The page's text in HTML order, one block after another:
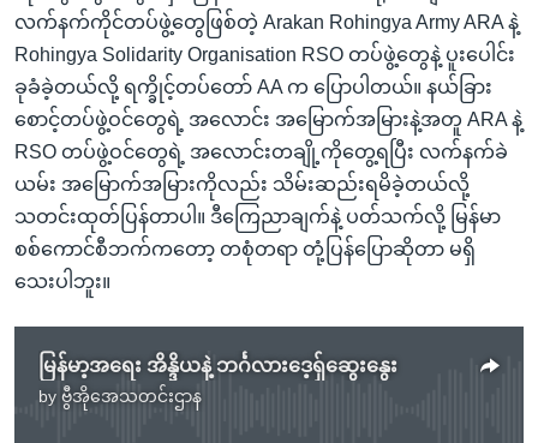
လက်နက်ကိုင်တပ်ဖွဲ့တွေဖြစ်တဲ့ Arakan Rohingya Army ARA နဲ့
Rohingya Solidarity Organisation RSO တပ်ဖွဲ့တွေနဲ့ ပူးပေါင်း
ခုခံခဲ့တယ်လို့ ရက္ခိုင့်တပ်တော် AA က ပြောပါတယ်။ နယ်ခြား
စောင့်တပ်ဖွဲ့ဝင်တွေရဲ့ အလောင်း အမြောက်အမြားနဲ့အတူ ARA နဲ့
RSO တပ်ဖွဲ့ဝင်တွေရဲ့ အလောင်းတချို့ကိုတွေ့ရပြီး လက်နက်ခဲ
ယမ်း အမြောက်အမြားကိုလည်း သိမ်းဆည်းရမိခဲ့တယ်လို့
သတင်းထုတ်ပြန်တာပါ။ ဒီကြေညာချက်နဲ့ ပတ်သက်လို့ မြန်မာ
စစ်ကောင်စီဘက်ကတော့ တစုံတရာ တုံ့ပြန်ပြောဆိုတာ မရှိ
သေးပါဘူး။
မြန်မာ့အရေး အိန္ဒိယနဲ့ ဘင်္ဂလားဒေ့ရှ်ဆွေးနွေး
by ဗွီအိုအေသတင်းဌာန
No media source currently available